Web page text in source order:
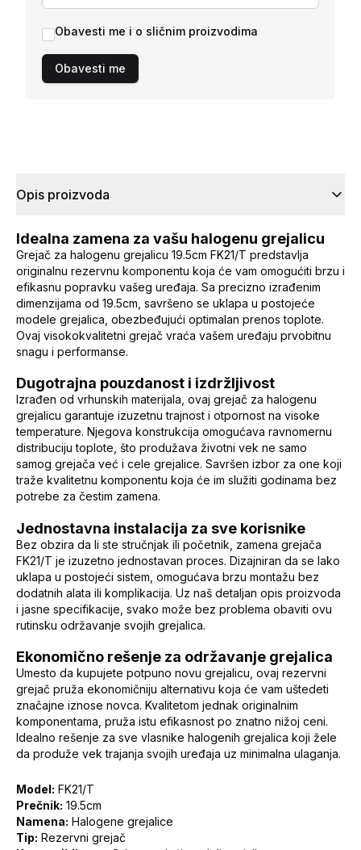
Obavesti me i o sličnim proizvodima
Obavesti me
Opis proizvoda
Idealna zamena za vašu halogenu grejalicu
Grejač za halogenu grejalicu 19.5cm FK21/T predstavlja
originalnu rezervnu komponentu koja će vam omogućiti brzu i
efikasnu popravku vašeg uređaja. Sa precizno izrađenim
dimenzijama od 19.5cm, savršeno se uklapa u postojeće
modele grejalica, obezbeđujući optimalan prenos toplote.
Ovaj visokokvalitetni grejač vraća vašem uređaju prvobitnu
snagu i performanse.
Dugotrajna pouzdanost i izdržljivost
Izrađen od vrhunskih materijala, ovaj grejač za halogenu
grejalicu garantuje izuzetnu trajnost i otpornost na visoke
temperature. Njegova konstrukcija omogućava ravnomernu
distribuciju toplote, što produžava životni vek ne samo
samog grejača već i cele grejalice. Savršen izbor za one koji
traže kvalitetnu komponentu koja će im služiti godinama bez
potrebe za čestim zamena.
Jednostavna instalacija za sve korisnike
Bez obzira da li ste stručnjak ili početnik, zamena grejača
FK21/T je izuzetno jednostavan proces. Dizajniran da se lako
uklapa u postojeći sistem, omogućava brzu montažu bez
dodatnih alata ili komplikacija. Uz naš detaljan opis proizvoda
i jasne specifikacije, svako može bez problema obaviti ovu
rutinsku održavanje svojih grejalica.
Ekonomično rešenje za održavanje grejalica
Umesto da kupujete potpuno novu grejalicu, ovaj rezervni
grejač pruža ekonomičniju alternativu koja će vam uštedeti
značajne iznose novca. Kvalitetom jednak originalnim
komponentama, pruža istu efikasnost po znatno nižoj ceni.
Idealno rešenje za sve vlasnike halogenih grejalica koji žele
da produže vek trajanja svojih uređaja uz minimalna ulaganja.
Model: FK21/T
Prečnik: 19.5cm
Namena: Halogene grejalice
Tip: Rezervni grejač